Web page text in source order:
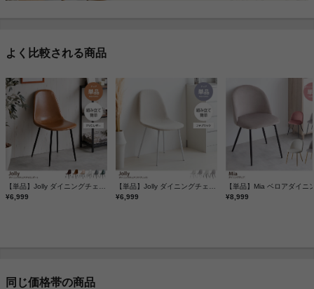
よく比較される商品
¥6,999
¥6,999
¥8,999
同じ価格帯の商品